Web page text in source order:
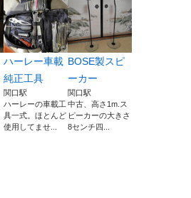
ハーレー車載
純正工具
関口駅
ハーレーの車載工
具一式。ほとんど
使用してませ...
BOSE製スピ
ーカー
関口駅
中古、高さ1m.ス
ピーカーの大きさ
8センチ四...